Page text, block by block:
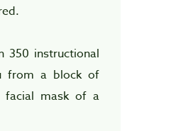
350 instructional
from a block of
facial mask of a